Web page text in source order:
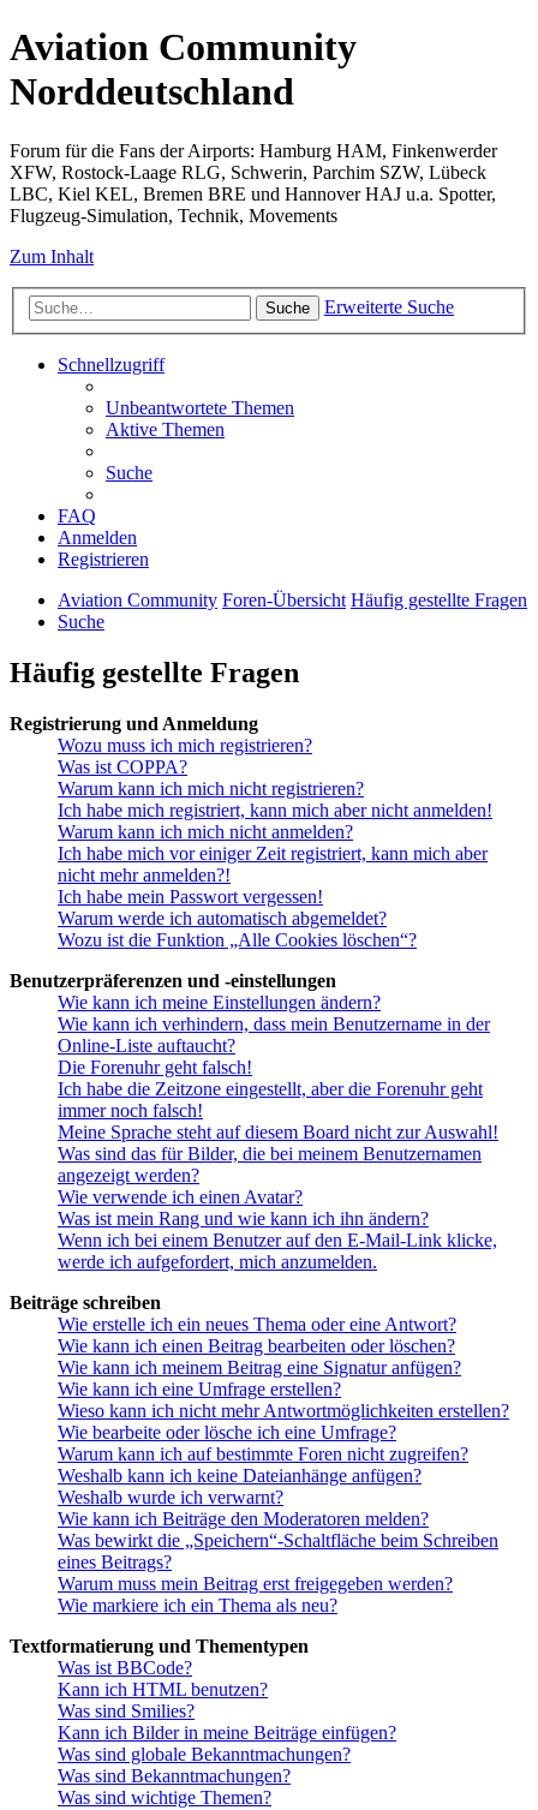
Aviation Community
Norddeutschland
Forum für die Fans der Airports: Hamburg HAM, Finkenwerder
XFW, Rostock-Laage RLG, Schwerin, Parchim SZW, Lübeck
LBC, Kiel KEL, Bremen BRE und Hannover HAJ u.a. Spotter,
Flugzeug-Simulation, Technik, Movements
Zum Inhalt
Suche Erweiterte Suche
Schnellzugriff
Unbeantwortete Themen
Aktive Themen
Suche
FAQ
Anmelden
Registrieren
Aviation Community Foren-Übersicht Häufig gestellte Fragen
Suche
Häufig gestellte Fragen
Registrierung und Anmeldung
Wozu muss ich mich registrieren?
Was ist COPPA?
Warum kann ich mich nicht registrieren?
Ich habe mich registriert, kann mich aber nicht anmelden!
Warum kann ich mich nicht anmelden?
Ich habe mich vor einiger Zeit registriert, kann mich aber
nicht mehr anmelden?!
Ich habe mein Passwort vergessen!
Warum werde ich automatisch abgemeldet?
Wozu ist die Funktion „Alle Cookies löschen“?
Benutzerpräferenzen und -einstellungen
Wie kann ich meine Einstellungen ändern?
Wie kann ich verhindern, dass mein Benutzername in der
Online-Liste auftaucht?
Die Forenuhr geht falsch!
Ich habe die Zeitzone eingestellt, aber die Forenuhr geht
immer noch falsch!
Meine Sprache steht auf diesem Board nicht zur Auswahl!
Was sind das für Bilder, die bei meinem Benutzernamen
angezeigt werden?
Wie verwende ich einen Avatar?
Was ist mein Rang und wie kann ich ihn ändern?
Wenn ich bei einem Benutzer auf den E-Mail-Link klicke,
werde ich aufgefordert, mich anzumelden.
Beiträge schreiben
Wie erstelle ich ein neues Thema oder eine Antwort?
Wie kann ich einen Beitrag bearbeiten oder löschen?
Wie kann ich meinem Beitrag eine Signatur anfügen?
Wie kann ich eine Umfrage erstellen?
Wieso kann ich nicht mehr Antwortmöglichkeiten erstellen?
Wie bearbeite oder lösche ich eine Umfrage?
Warum kann ich auf bestimmte Foren nicht zugreifen?
Weshalb kann ich keine Dateianhänge anfügen?
Weshalb wurde ich verwarnt?
Wie kann ich Beiträge den Moderatoren melden?
Was bewirkt die „Speichern“-Schaltfläche beim Schreiben
eines Beitrags?
Warum muss mein Beitrag erst freigegeben werden?
Wie markiere ich ein Thema als neu?
Textformatierung und Thementypen
Was ist BBCode?
Kann ich HTML benutzen?
Was sind Smilies?
Kann ich Bilder in meine Beiträge einfügen?
Was sind globale Bekanntmachungen?
Was sind Bekanntmachungen?
Was sind wichtige Themen?